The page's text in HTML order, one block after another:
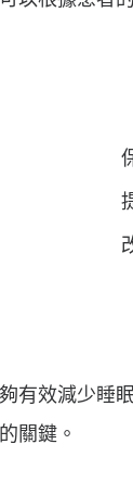
有效減少睡
關鍵。